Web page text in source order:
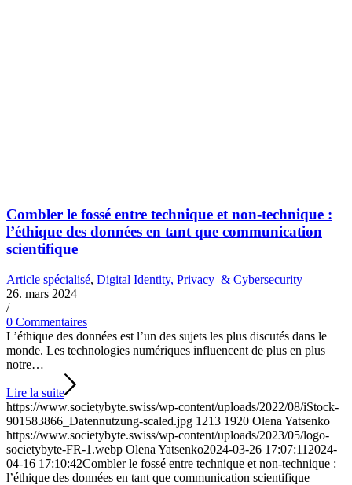
Combler le fossé entre technique et non-technique :
l’éthique des données en tant que communication
scientifique
Article spécialisé, Digital Identity, Privacy & Cybersecurity
26. mars 2024
/
0 Commentaires
L’éthique des données est l’un des sujets les plus discutés dans le
monde. Les technologies numériques influencent de plus en plus
notre…
Lire la suite
https://www.societybyte.swiss/wp-content/uploads/2022/08/iStock-
901583866_Datennutzung-scaled.jpg 1213 1920 Olena Yatsenko
https://www.societybyte.swiss/wp-content/uploads/2023/05/logo-
societybyte-FR-1.webp Olena Yatsenko2024-03-26 17:07:11 2024-
04-16 17:10:42Combler le fossé entre technique et non-technique :
l’éthique des données en tant que communication scientifique